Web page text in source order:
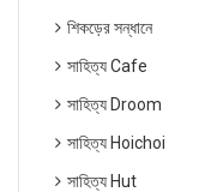
শিকড়ের সন্ধানে
সাহিত্য Cafe
সাহিত্য Droom
সাহিত্য Hoichoi
সাহিত্য Hut